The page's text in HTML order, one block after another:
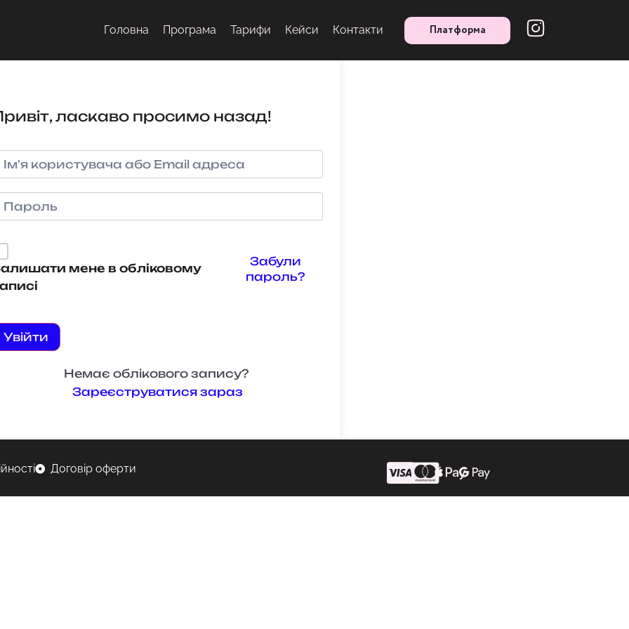
Головна Програма Тарифи Кейси Контакти Платформа
ласкаво просимо назад!
мене в обліковому
Забули
пароль?
Увійти
Немає облікового запису?
Зареєструватися зараз
Договір оферти